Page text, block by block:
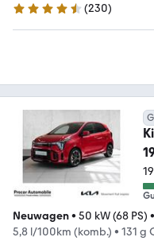
4.4 Sterne
(230)
Neuwagen• 50 kW (68 PS) •
5,8 l/100km (komb.) • 131 g